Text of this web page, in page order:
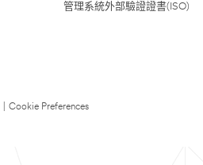
管理系統外部驗證證書(ISO)
Cookie Preferences